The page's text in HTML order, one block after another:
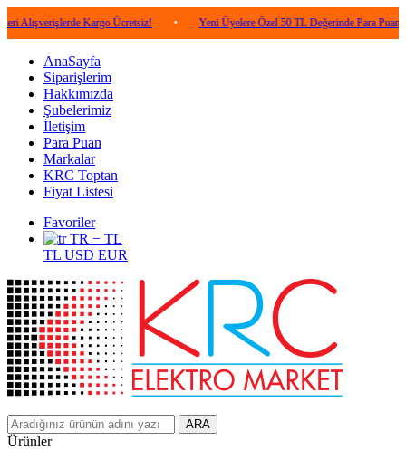
Kargo Ücretsiz! • Yeni Üyelere Özel 50 TL Değerinde Para Puan! •
AnaSayfa
Siparişlerim
Hakkımızda
Şubelerimiz
İletişim
Para Puan
Markalar
KRC Toptan
Fiyat Listesi
Favoriler
TR − TL
TL USD EUR
ARA
Ürünler